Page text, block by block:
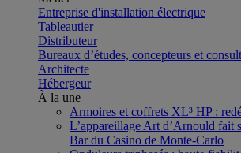
Entreprise d'installation électrique
Tableautier
Distributeur
Bureaux d’études, concepteurs et
Architecte
Hébergeur
À la une
Armoires et coffrets XL³ HP :
L’appareillage Art d’Arnould fait
Bar du Casino de Monte-Carlo